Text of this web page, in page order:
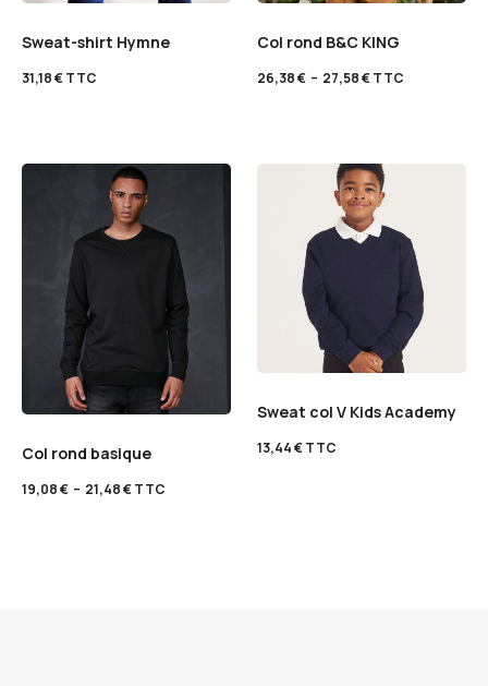
Sweat-shirt Hymne
31,18€TTC
Col rond B&C KING
26,38€ – 27,58€TTC
Col rond basique
19,08€ – 21,48€TTC
Sweat col V Kids Academy
13,44€TTC